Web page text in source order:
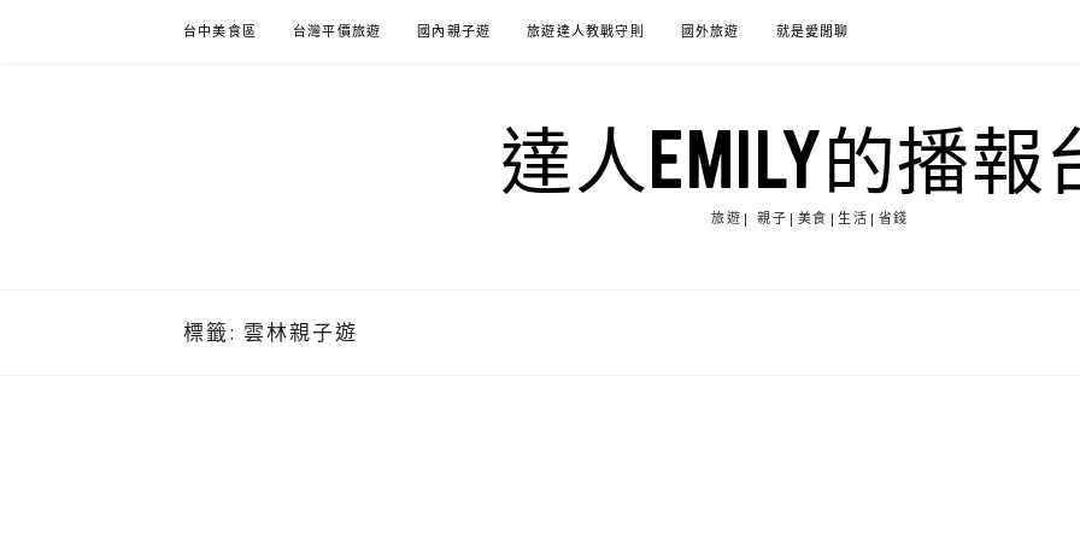
台中美食區 台灣平價旅遊 國內親子遊 旅遊達人教戰守則 國外旅遊 就是愛閒聊
達人EMILY的播報
旅遊| 親子|美食|生活|省錢
標籤: 雲林親子遊